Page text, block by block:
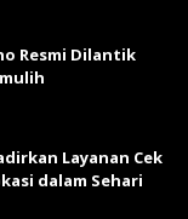
Resmi Dilantik
Layanan Cek
dalam Sehari